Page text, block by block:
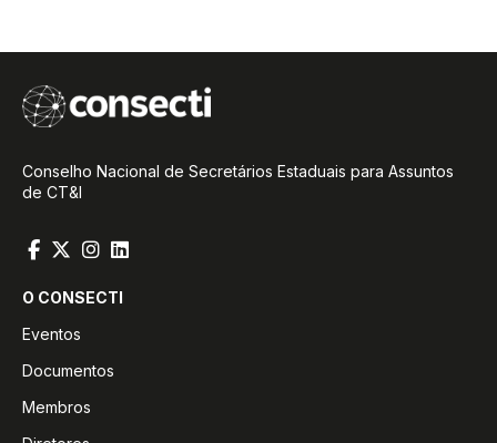
Conselho Nacional de Secretários Estaduais para Assuntos
de CT&I
O CONSECTI
Eventos
Documentos
Membros